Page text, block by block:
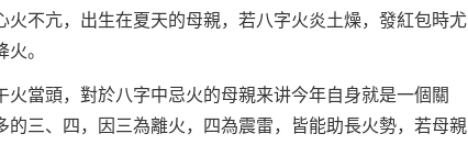
不亢，出生在夏天的母親，若八字火炎土燥，發紅包時尤
。
當頭，對於八字中忌火的母親来讲今年自身就是一個關
的三、四，因三為離火，四為震雷，皆能助長火勢，若母親